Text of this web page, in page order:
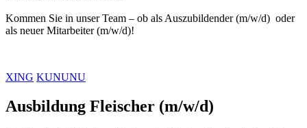
Kommen Sie in unser Team – ob als Auszubildender (m/w/d) oder
als neuer Mitarbeiter (m/w/d)!
XING KUNUNU
Ausbildung Fleischer (m/w/d)